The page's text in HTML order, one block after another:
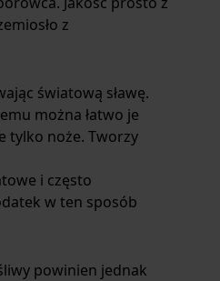
z
światową sławę.
można łatwo je
tylko noże. Tworzy
i często
w ten sposób
powinien jednak